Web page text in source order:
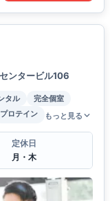
ンタービル106
タル
完全個室
プロテイン もっと見る
定休日
月・木